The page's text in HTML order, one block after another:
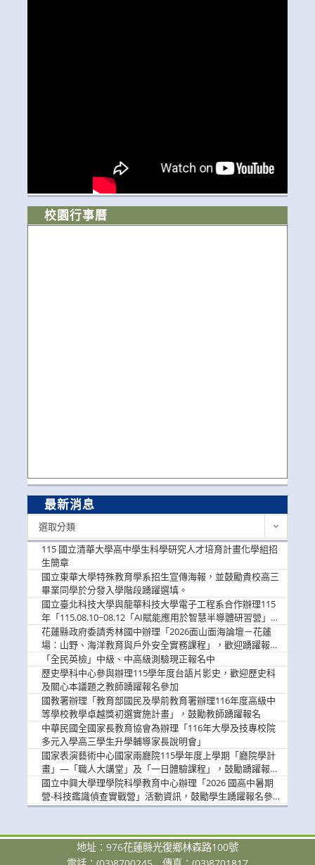
校園行事曆
最新消息
選取分類
115 國立清華大學高中學生科學研究人才培育計畫化學組招
生簡章
國立東華大學特殊教育學系招生宣傳海報，並鼓勵貴校高三
畢業同學於分發入學階段踴躍選填。
國立臺北科技大學與龍華科技大學電子工程系合作辦理115
年「115.08.10~08.12「AI賦能應用於智慧半導體研習營」，
歡迎學生踴躍報名參加
花蓮縣政府委請秀林國中辦理「2026面山面海論壇－花蓮
場：山野、海洋教育與戶外安全實務課程」，歡迎踴躍報名
參加
「全民英檢」中級、中高級測驗現正報名中
歷史學科中心參與辦理115學年度台語片影史，歡迎歷史科
及關心本議題之教師踴躍報名參加
國教署辦理「教育部國民及學前教育署辦理116年度高級中
等學校教學卓越獎初選實施計畫」，鼓勵教師踴躍報名
中華民國全國家長教育協會為辦理「116年大學及技專校院
多元入學高三學生升學輔導家長說明會」
國家表演藝術中心國家兩廳院115學年度上學期「廳院學計
畫」—「職人大講堂」及「一日體驗課程」，鼓勵踴躍報名
參與。
國立中興大學理學院科學教育中心辦理「2026 國高中暑期
營-科技鑑識偵查實戰營」活動資訊，鼓勵學生踴躍報名參
加。
地址：976花蓮縣光復鄉林森路100號